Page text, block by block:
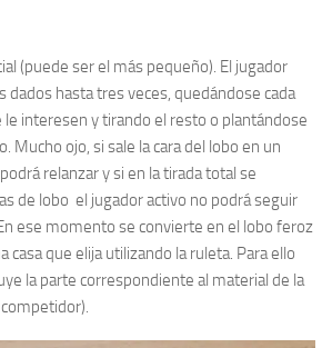
(puede ser el más pequeño). El jugador
dados hasta tres veces, quedándose cada
le interesen y tirando el resto o plantándose
Mucho ojo, si sale la cara del lobo en un
relanzar y si en la tirada total se
de lobo el jugador activo no podrá seguir
ese momento se convierte en el lobo feroz
casa que elija utilizando la ruleta. Para ello
la parte correspondiente al material de la